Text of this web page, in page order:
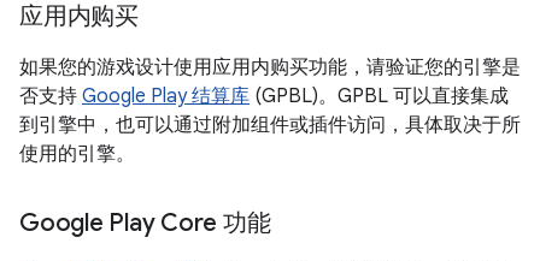
应用内购买
如果您的游戏设计使用应用内购买功能，请验证您的引擎是
否支持 Google Play 结算库 (GPBL)。GPBL 可以直接集成
到引擎中，也可以通过附加组件或插件访问，具体取决于所
使用的引擎。
Google Play Core 功能